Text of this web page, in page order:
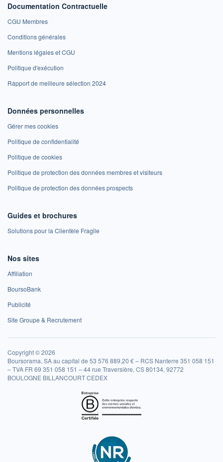
Documentation Contractuelle
CGU Membres
Conditions générales
Mentions légales et CGU
Politique d'exécution
Rapport de meilleure sélection 2024
Données personnelles
Gérer mes cookies
Politique de confidentialité
Politique de cookies
Politique de protection des données membres et visiteurs
Politique de protection des données prospects
Guides et brochures
Solutions pour la Clientèle Fragile
Nos sites
Affiliation
BoursoBank
Publicité
Site Groupe & Recrutement
Copyright © 2026
Boursorama, SA au capital de 53 576 889,20 € – RCS Nanterre 351 058 151
– TVA FR 69 351 058 151 – 44 rue Traversière, CS 80134, 92772
BOULOGNE BILLANCOURT CEDEX